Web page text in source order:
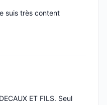
suis très content
ET FILS. Seul